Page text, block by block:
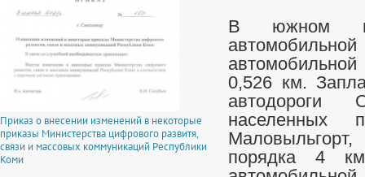
Приказ о внесении изменений в некоторые
приказы Министерства цифрового развитя,
связи и массовых коммуникаций Республики
Коми
В южном
0,526 км.
автодороги
населенных
порядка 4